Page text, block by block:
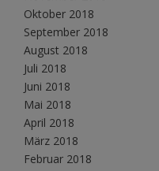
Oktober 2018
September 2018
August 2018
Juli 2018
Juni 2018
Mai 2018
April 2018
März 2018
Februar 2018